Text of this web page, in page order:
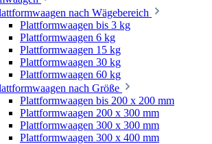
nach Wägebereich
Plattformwaagen bis 3 kg
Plattformwaagen 6 kg
Plattformwaagen 15 kg
Plattformwaagen 30 kg
Plattformwaagen 60 kg
nach Größe
Plattformwaagen bis 200 x 200 mm
Plattformwaagen 200 x 300 mm
Plattformwaagen 300 x 300 mm
Plattformwaagen 300 x 400 mm